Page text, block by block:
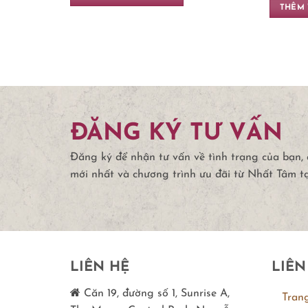
THÊM
ĐĂNG KÝ TƯ VẤN
Đăng ký để nhận tư vấn về tình trạng của bạn,
mới nhất và chương trình ưu đãi từ Nhất Tâm
LIÊN HỆ
Căn 19, đường số 1, Sunrise A,
LIÊN